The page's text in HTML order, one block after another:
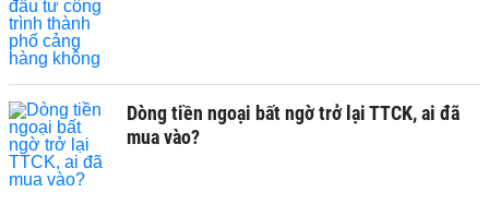
Dòng tiền ngoại bất ngờ trở lại TTCK, ai đã
mua vào?